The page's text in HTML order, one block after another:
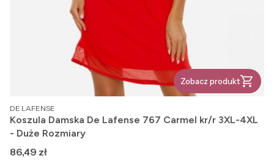
Zobacz produkt
PRODUCENT
DE LAFENSE
Koszula Damska De Lafense 767 Carmel kr/r 3XL-4XL
- Duże Rozmiary
Cena
86,49 zł